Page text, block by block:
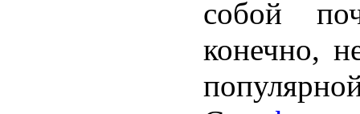
собой
конечно,